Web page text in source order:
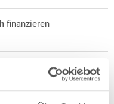
finanzieren